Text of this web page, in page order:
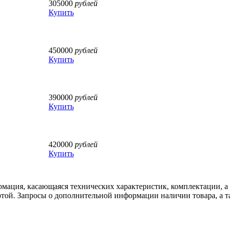
305000 рублей
Купить
450000 рублей
Купить
390000 рублей
Купить
420000 рублей
Купить
касающаяся технических характеристик,
Запросы о дополнительной информации наличии товара, а